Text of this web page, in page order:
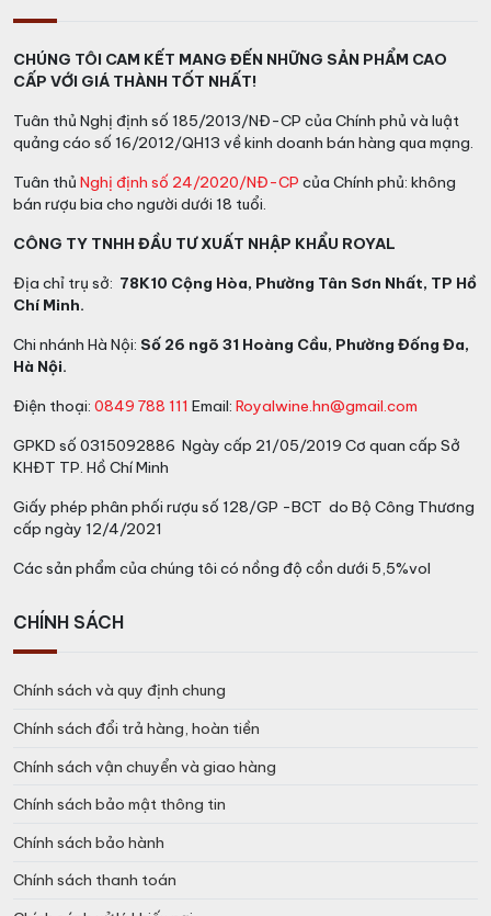
Hương vị: Hương thơm êm ái với hương hoa và hương
trái cây nhiệt đới, độ chua tốt với dư vị vani.
Kết hợp với đồ ăn: Lý tưởng khi kết hợp với cá và các
món thịt trắng, có thể dùng như một món khai vị.
C.
CHÚNG TÔI CAM KẾT MANG ĐẾN NHỮNG SẢN PHẨM CAO
CẤP VỚI GIÁ THÀNH TỐT NHẤT!
Tuân thủ Nghị định số 185/2013/NĐ-CP của Chính phủ và luật
quảng cáo số 16/2012/QH13 về kinh doanh bán hàng qua mạng.
Tuân thủ Nghị định số 24/2020/NĐ-CP của Chính phủ: không
bán rượu bia cho người dưới 18 tuổi.
CÔNG TY TNHH ĐẦU TƯ XUẤT NHẬP KHẨU ROYAL
Địa chỉ trụ sở: 78K10 Cộng Hòa, Phường Tân Sơn Nhất, TP Hồ
Chí Minh.
Chi nhánh Hà Nội: Số 26 ngõ 31 Hoàng Cầu, Phường Đống Đa,
Hà Nội.
Điện thoại: 0849 788 111 Email: Royalwine.hn@gmail.com
GPKD số 0315092886 Ngày cấp 21/05/2019 Cơ quan cấp Sở
KHĐT TP. Hồ Chí Minh
Giấy phép phân phối rượu số 128/GP -BCT do Bộ Công Thương
cấp ngày 12/4/2021
Các sản phẩm của chúng tôi có nồng độ cồn dưới 5,5%vol
CHÍNH SÁCH
Chính sách và quy định chung
Chính sách đổi trả hàng, hoàn tiền
Chính sách vận chuyển và giao hàng
Chính sách bảo mật thông tin
Chính sách bảo hành
Chính sách thanh toán